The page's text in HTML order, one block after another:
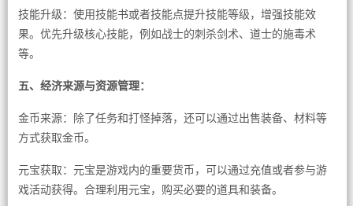
技能升级：使用技能书或者技能点提升技能等级，增强技能效
果。优先升级核心技能，例如战士的刺杀剑术、道士的施毒术
等。
五、经济来源与资源管理：
金币来源：除了任务和打怪掉落，还可以通过出售装备、材料等
方式获取金币。
元宝获取：元宝是游戏内的重要货币，可以通过充值或者参与游
戏活动获得。合理利用元宝，购买必要的道具和装备。